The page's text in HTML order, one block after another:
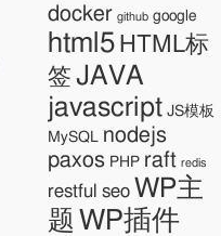
docker github google
html5 HTML标
签 JAVA
javascript JS模板
MySQL nodejs
paxos PHP raft redis
restful seo WP主
题 WP插件